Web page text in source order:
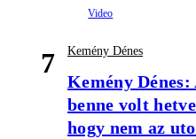
7 Kemény Dénes
Kemény Dénes:
benne volt
hogy nem az